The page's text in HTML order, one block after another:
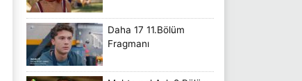
Daha 17 11.Bölüm
Fragmanı